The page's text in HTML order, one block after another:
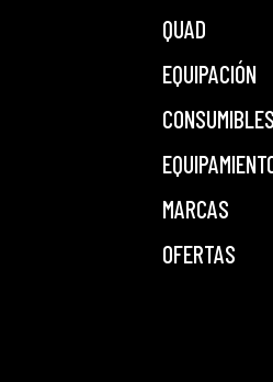
QUAD
EQUIPACIÓN
CONSUMIBLES
MARCAS
OFERTAS